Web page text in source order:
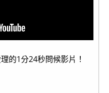
的1分24秒問候影片！